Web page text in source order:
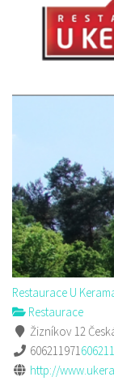
Restaurace U
Restaurace
Žizníkov 12
606211971
http://